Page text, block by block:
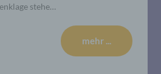
stehe…
mehr ...